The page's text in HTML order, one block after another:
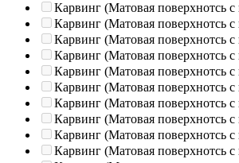
Карвинг (Матовая поверхнотсь
Карвинг (Матовая поверхнотсь
Карвинг (Матовая поверхнотсь
Карвинг (Матовая поверхнотсь
Карвинг (Матовая поверхнотсь
Карвинг (Матовая поверхнотсь
Карвинг (Матовая поверхнотсь
Карвинг (Матовая поверхнотсь
Карвинг (Матовая поверхнотсь
Карвинг (Матовая поверхнотсь